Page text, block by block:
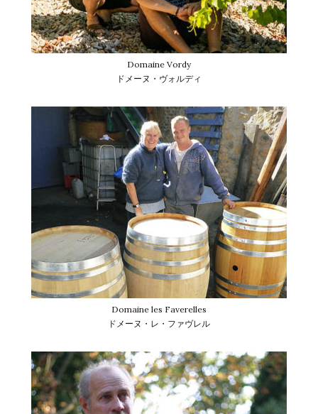
Domaine Vordy
ドメーヌ・ヴォルディ
Domaine les Faverelles
ドメーヌ・レ・ファヴレル